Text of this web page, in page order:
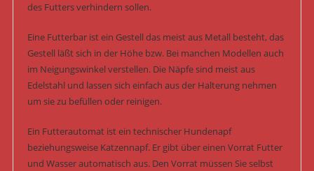
des Futters verhindern sollen.
Eine Futterbar ist ein Gestell das meist aus Metall besteht, das
Gestell läßt sich in der Höhe bzw. Bei manchen Modellen auch
im Neigungswinkel verstellen. Die Näpfe sind meist aus
Edelstahl und lassen sich einfach aus der Halterung nehmen
um sie zu befüllen oder reinigen.
Ein Futterautomat ist ein technischer Hundenapf
beziehungsweise Katzennapf. Er gibt über einen Vorrat Futter
und Wasser automatisch aus. Den Vorrat müssen Sie selbst